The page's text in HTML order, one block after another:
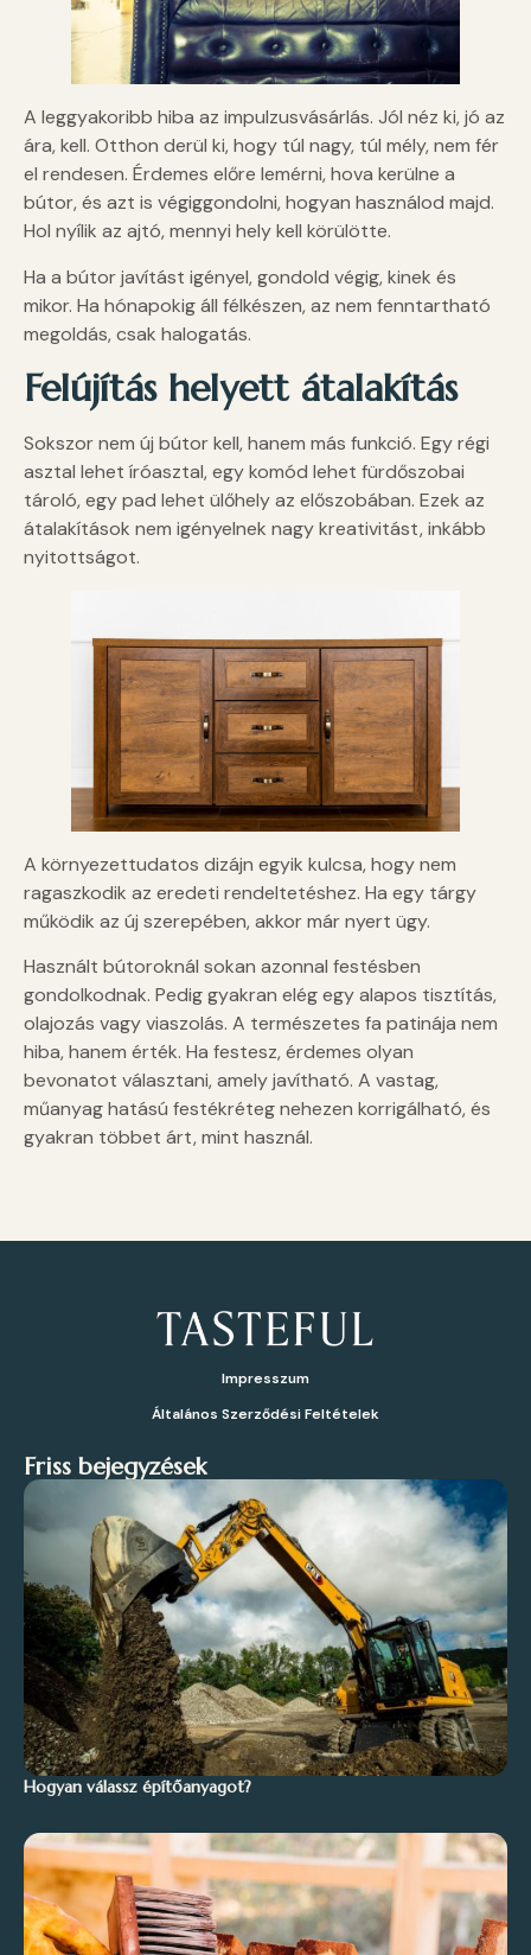
A leggyakoribb hiba az impulzusvásárlás. Jól néz ki, jó az
ára, kell. Otthon derül ki, hogy túl nagy, túl mély, nem fér
el rendesen. Érdemes előre lemérni, hova kerülne a
bútor, és azt is végiggondolni, hogyan használod majd.
Hol nyílik az ajtó, mennyi hely kell körülötte.
Ha a bútor javítást igényel, gondold végig, kinek és
mikor. Ha hónapokig áll félkészen, az nem fenntartható
megoldás, csak halogatás.
Felújítás helyett átalakítás
Sokszor nem új bútor kell, hanem más funkció. Egy régi
asztal lehet íróasztal, egy komód lehet fürdőszobai
tároló, egy pad lehet ülőhely az előszobában. Ezek az
átalakítások nem igényelnek nagy kreativitást, inkább
nyitottságot.
A környezettudatos dizájn egyik kulcsa, hogy nem
ragaszkodik az eredeti rendeltetéshez. Ha egy tárgy
működik az új szerepében, akkor már nyert ügy.
Használt bútoroknál sokan azonnal festésben
gondolkodnak. Pedig gyakran elég egy alapos tisztítás,
olajozás vagy viaszolás. A természetes fa patinája nem
hiba, hanem érték. Ha festesz, érdemes olyan
bevonatot választani, amely javítható. A vastag,
műanyag hatású festékréteg nehezen korrigálható, és
gyakran többet árt, mint használ.
Impresszum
Általános Szerződési Feltételek
Friss bejegyzések
Hogyan válassz építőanyagot?